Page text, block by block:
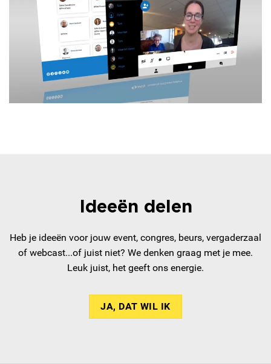
Ideeën delen
Heb je ideeën voor jouw event, congres, beurs, vergaderzaal
of webcast...of juist niet? We denken graag met je mee.
Leuk juist, het geeft ons energie.
JA, DAT WIL IK